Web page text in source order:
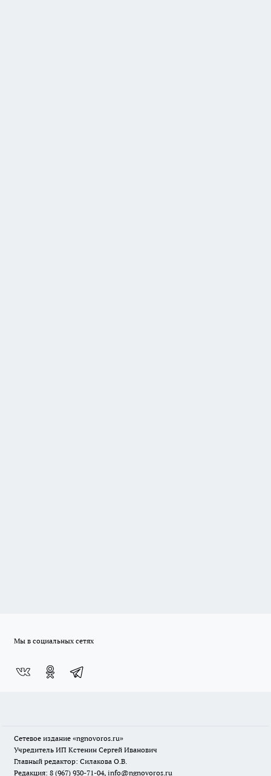
Мы в социальных сетях
Сетевое издание «ngnovoros.ru»
Учредитель ИП Кстенин Сергей Иванович
Главный редактор: Силакова О.В.
Редакция: 8 (967) 930-71-04, info@ngnovoros.ru